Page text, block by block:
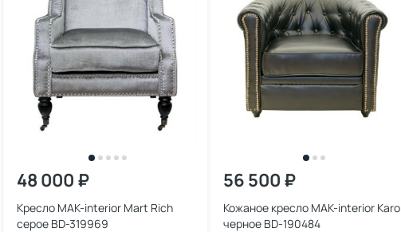
48 000 ₽
Кресло MAK-interior Mart Rich
серое BD-319969
56 500 ₽
Кожаное кресло MAK-interior Karo
черное BD-190484